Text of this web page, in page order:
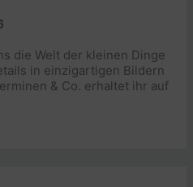
die Welt der kleinen Dinge
in einzigartigen Bildern
& Co. erhaltet ihr auf